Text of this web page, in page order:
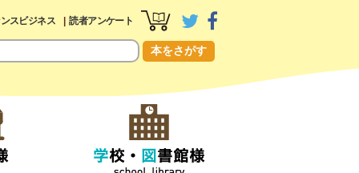
スビジネス 読者アンケート
本をさがす